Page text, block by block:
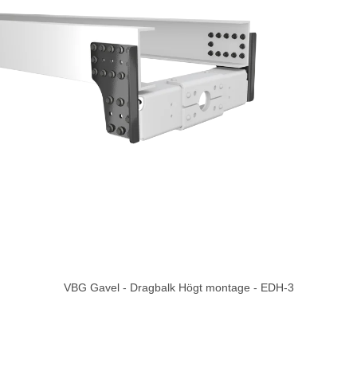
VBG Gavel - Dragbalk Högt montage - EDH-3